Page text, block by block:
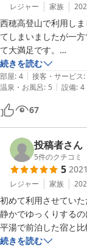
レジャー 家族
西穂高登山で利用し
てしまいましたが一
て大満足です。
食事は飛騨牛を中心
ます。
中でも最初に出てき
すぎて、普段川魚を
露天風呂も広くて爽
きました。
これから紅葉の季節
が戻る事を祈っていま
続きを読む
部屋: 4 | 接客・サービス:
温泉・お風呂: 5 | 設備: 4
67
投稿者さん
5件のクチコミ
5
レジャー 家族
初めて利用させてい
静かでゆっくりするの
平湯で前泊した宿と比
続きを読む